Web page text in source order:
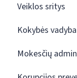
Veiklos sritys
Kokybės vadyba
Mokesčių